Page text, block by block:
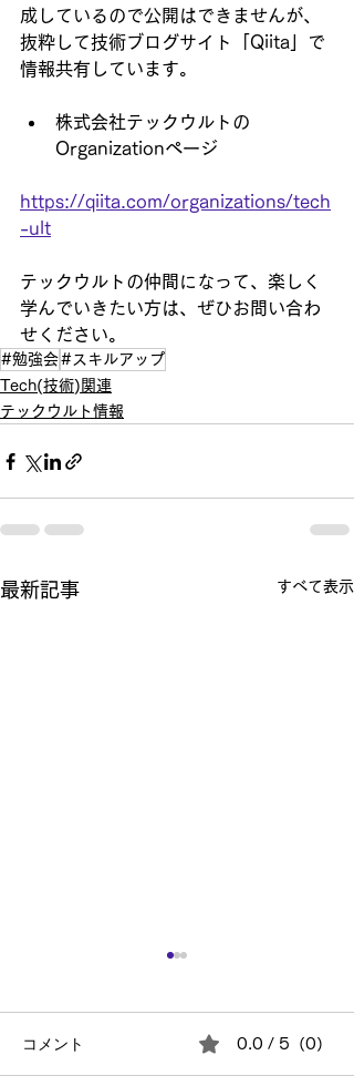
成しているので公開はできませんが、
抜粋して技術ブログサイト「Qiita」で
情報共有しています。
株式会社テックウルトの
Organizationページ
https://qiita.com/organizations/tech
-ult
テックウルトの仲間になって、楽しく
学んでいきたい方は、ぜひお問い合わ
せください。
#勉強会#スキルアップ
Tech(技術)関連
テックウルト情報
最新記事 すべて表示
コメント 0.0 / 5（0）